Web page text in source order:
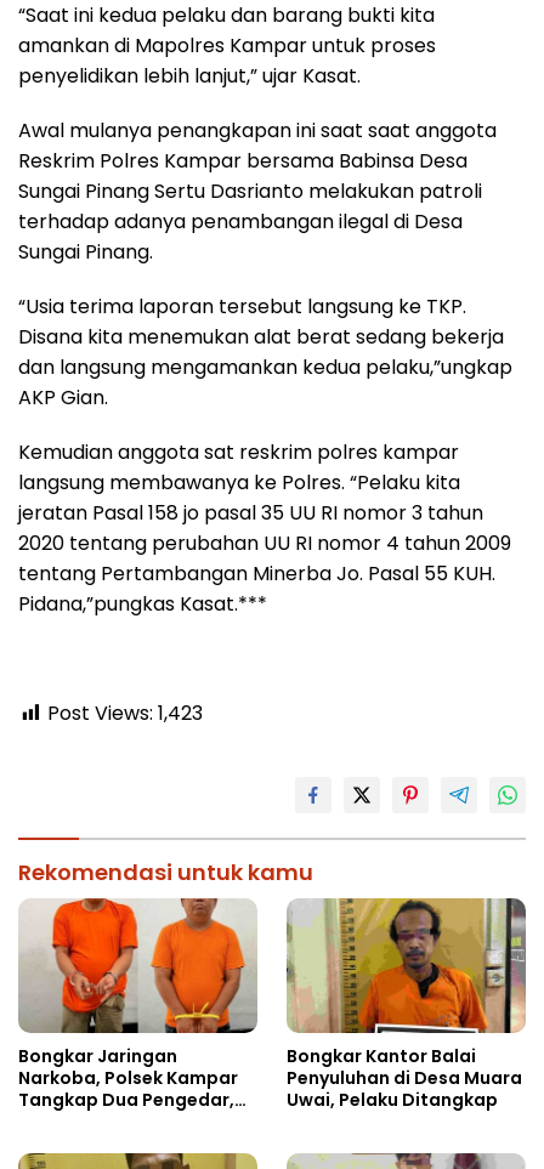
“Saat ini kedua pelaku dan barang bukti kita
amankan di Mapolres Kampar untuk proses
penyelidikan lebih lanjut,” ujar Kasat.
Awal mulanya penangkapan ini saat saat anggota
Reskrim Polres Kampar bersama Babinsa Desa
Sungai Pinang Sertu Dasrianto melakukan patroli
terhadap adanya penambangan ilegal di Desa
Sungai Pinang.
“Usia terima laporan tersebut langsung ke TKP.
Disana kita menemukan alat berat sedang bekerja
dan langsung mengamankan kedua pelaku,”ungkap
AKP Gian.
Kemudian anggota sat reskrim polres kampar
langsung membawanya ke Polres. “Pelaku kita
jeratan Pasal 158 jo pasal 35 UU RI nomor 3 tahun
2020 tentang perubahan UU RI nomor 4 tahun 2009
tentang Pertambangan Minerba Jo. Pasal 55 KUH.
Pidana,”pungkas Kasat.***
Post Views: 1,423
Rekomendasi untuk kamu
Bongkar Jaringan
Narkoba, Polsek Kampar
Tangkap Dua Pengedar,
Bongkar Kantor Balai
Penyuluhan di Desa Muara
Uwai, Pelaku Ditangkap